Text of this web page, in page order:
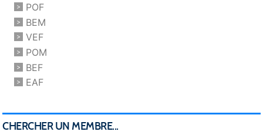
POF
BEM
VEF
POM
BEF
EAF
CHERCHER UN MEMBRE...